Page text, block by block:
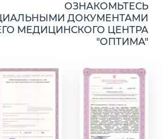
ОЗНАКОМЬТЕСЬ
ДОКУМЕНТАМИ
МЕДИЦИНСКОГО ЦЕНТРА
"ОПТИМА"